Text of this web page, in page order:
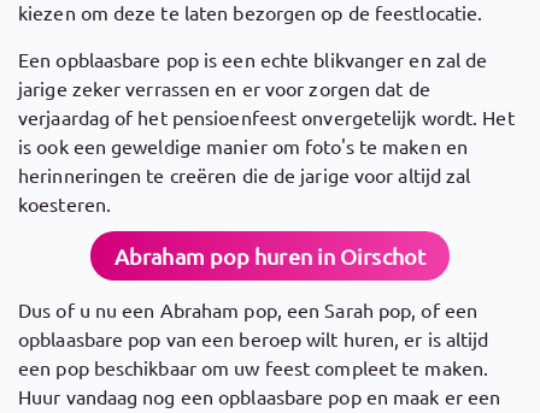
kiezen om deze te laten bezorgen op de feestlocatie.
Een opblaasbare pop is een echte blikvanger en zal de
jarige zeker verrassen en er voor zorgen dat de
verjaardag of het pensioenfeest onvergetelijk wordt. Het
is ook een geweldige manier om foto's te maken en
herinneringen te creëren die de jarige voor altijd zal
koesteren.
Abraham pop huren in Oirschot
Dus of u nu een Abraham pop, een Sarah pop, of een
opblaasbare pop van een beroep wilt huren, er is altijd
een pop beschikbaar om uw feest compleet te maken.
Huur vandaag nog een opblaasbare pop en maak er een